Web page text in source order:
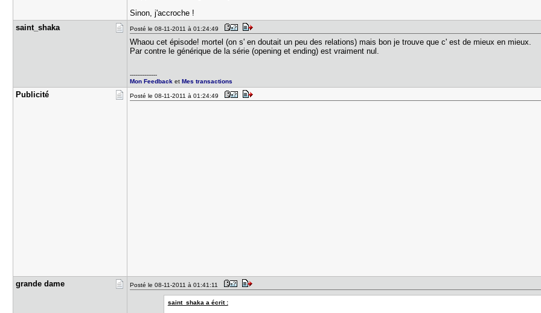
Sinon, j'accroche !
saint_shak​a
Posté le 08-11-2011 à 01:24:49
Whaou cet épisode! mortel (on s' en doutait un peu des relations) mais bon je trouve que c' est de mieux en mieux.
Par contre le générique de la série (opening et ending) est vraiment nul.
---------------
Mon Feedback etMes transactions
Publicité Posté le 08-11-2011 à 01:24:49
grande dam​e Posté le 08-11-2011 à 01:41:11
saint_shaka a écrit :